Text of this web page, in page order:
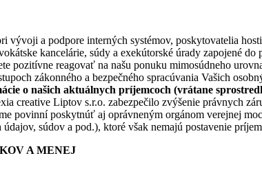
vývoji a podpore interných systémov, poskytovatelia
kancelárie, súdy a exekútorské úrady zapojené
pozitívne reagovať na našu ponuku mimosúdneho
zákonného a bezpečného spracúvania Vašich
o našich aktuálnych príjemcoch (vrátane
creative Liptov s.r.o. zabezpečilo zvýšenie právnych
povinní poskytnúť aj oprávneným orgánom verejnej
súdov a pod.), ktoré však nemajú postavenie
A MENEJ